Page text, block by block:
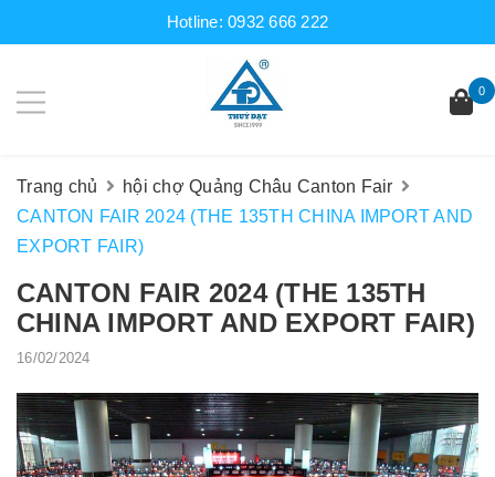
Hotline:0932 666 222
0
Trang chủ
hội chợ Quảng Châu Canton Fair
CANTON FAIR 2024 (THE 135TH CHINA IMPORT AND
EXPORT FAIR)
CANTON FAIR 2024 (THE 135TH
CHINA IMPORT AND EXPORT FAIR)
16/02/2024